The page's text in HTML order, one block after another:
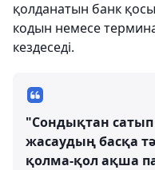
қолданатын банк
кодын немесе
кездеседі.
"Сондықтан
жасаудың басқа
қолма-қол ақша